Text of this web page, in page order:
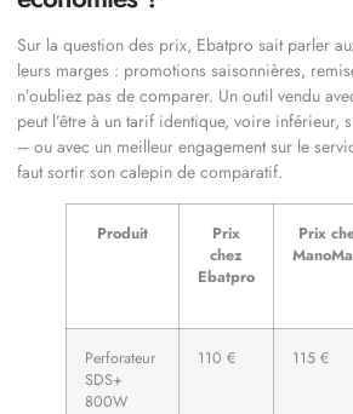
Sur la question des prix, Ebatpro sait parler
leurs marges : promotions saisonnières,
n’oubliez pas de comparer. Un outil vendu
peut l’être à un tarif identique, voire inférieur,
– ou avec un meilleur engagement sur le
faut sortir son calepin de comparatif.
Produit
Prix
chez
Ebatpro
Prix
Perforateur
SDS+
800W
110 € 115 €